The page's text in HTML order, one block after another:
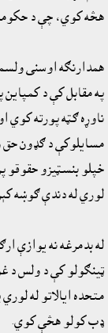
هڅه کوي، چې د حکومت
همدارنګه اوسنى
په مقابل کې د کمپاين
ناوړه ګټه پورته کوي
مسايلوکې د ګډون حق
خپلو بنسټيزو حقوقو
لوري له دندې ګوښه
له بدمرغه نه يوازې
ټينګولو کې د ولس د
متحده ايالاتو له
‌‌‌‌‌‌ډب کولو هڅې کوي.